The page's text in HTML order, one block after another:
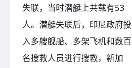
失联，当时潜艇上共载有53
人。潜艇失联后，印尼政府投
入多艘舰船、多架飞机和数百
名搜救人员进行搜救，新加